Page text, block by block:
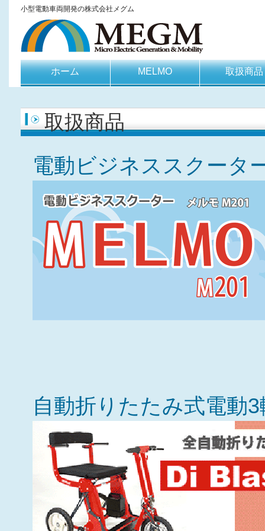
小型電動車両開発の株式会社メグム
ホーム MELMO 取扱商品
取扱商品
電動ビジネススクータ
自動折りたたみ式電動